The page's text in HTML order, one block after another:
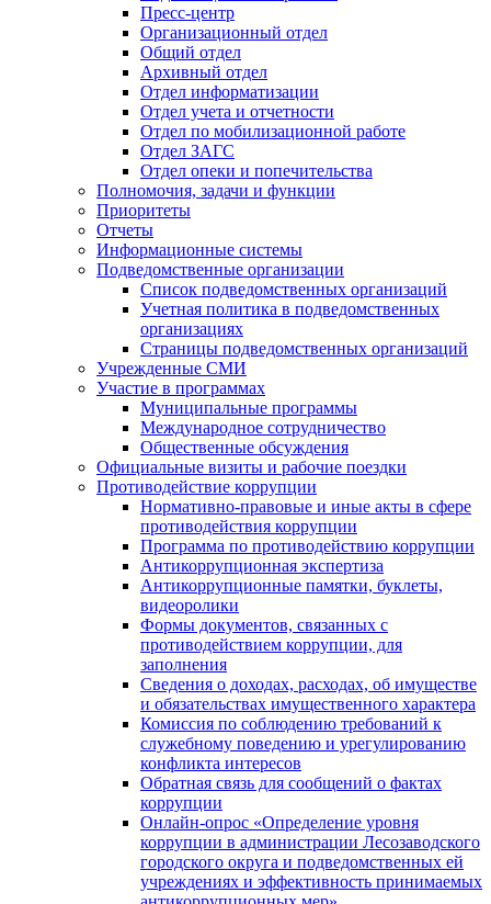
Пресс-центр
Организационный отдел
Общий отдел
Архивный отдел
Отдел информатизации
Отдел учета и отчетности
Отдел по мобилизационной работе
Отдел ЗАГС
Отдел опеки и попечительства
Полномочия, задачи и функции
Приоритеты
Отчеты
Информационные системы
Подведомственные организации
Список подведомственных организаций
Учетная политика в подведомственных
организациях
Страницы подведомственных организаций
Учрежденные СМИ
Участие в программах
Муниципальные программы
Международное сотрудничество
Общественные обсуждения
Официальные визиты и рабочие поездки
Противодействие коррупции
Нормативно-правовые и иные акты в сфере
противодействия коррупции
Программа по противодействию коррупции
Антикоррупционная экспертиза
Антикоррупционные памятки, буклеты,
видеоролики
Формы документов, связанных с
противодействием коррупции, для
заполнения
Сведения о доходах, расходах, об имуществе
и обязательствах имущественного характера
Комиссия по соблюдению требований к
служебному поведению и урегулированию
конфликта интересов
Обратная связь для сообщений о фактах
коррупции
Онлайн-опрос «Определение уровня
коррупции в администрации Лесозаводского
городского округа и подведомственных ей
учреждениях и эффективность принимаемых